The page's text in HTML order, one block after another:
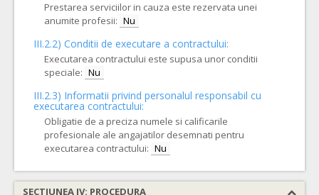
Prestarea serviciilor in cauza este rezervata unei
anumite profesii: Nu
III.2.2) Conditii de executare a contractului:
Executarea contractului este supusa unor conditii
speciale: Nu
III.2.3) Informatii privind personalul responsabil cu
executarea contractului:
Obligatie de a preciza numele si calificarile
profesionale ale angajatilor desemnati pentru
executarea contractului: Nu
SECTIUNEA IV: PROCEDURA